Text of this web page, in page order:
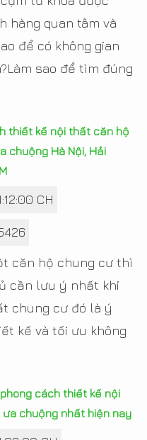
hàng quan tâm và
để có không gian
sao để tìm đúng
thiết kế nội thất căn hộ
chuộng Hà Nội, Hải
CH
căn hộ chung cư thì
cần lưu ý nhất khi
chung cư đó là ý
kế và tối ưu không
cách thiết kế nội
chuộng nhất hiện nay